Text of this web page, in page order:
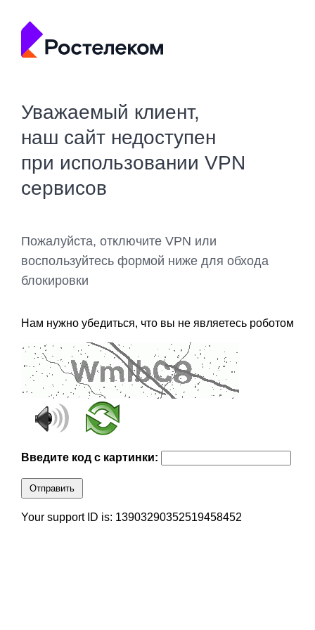
Уважаемый клиент,
наш сайт недоступен
при использовании VPN
сервисов
Пожалуйста, отключите VPN или
воспользуйтесь формой ниже для обхода
блокировки
Нам нужно убедиться, что вы не являетесь роботом
Введите код с картинки:
Отправить
Your support ID is: 13903290352519458452